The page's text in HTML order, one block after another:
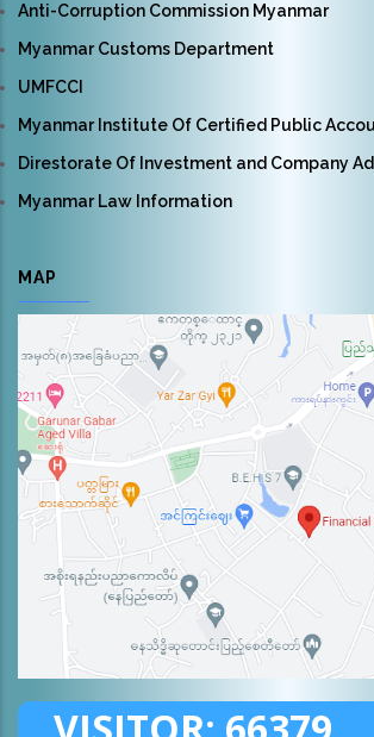
Anti-Corruption Commission Myanmar
Myanmar Customs Department
UMFCCI
Myanmar Institute Of Certified Public
Direstorate Of Investment and Company
Myanmar Law Information
MAP